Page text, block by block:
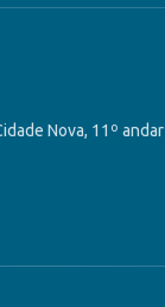
Nova, 11º andar